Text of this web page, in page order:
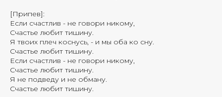
[Припев]:
Если счастлив - не говори никому,
Счастье любит тишину.
Я твоих плеч коснусь, - и мы оба ко сну.
Счастье любит тишину.
Если счастлив - не говори никому,
Счастье любит тишину.
Я не подведу и не обману.
Счастье любит тишину.